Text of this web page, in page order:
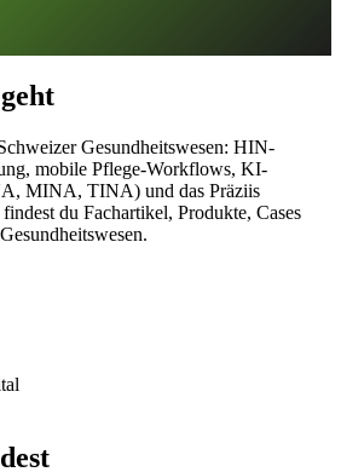
Gesundheitswesen: HIN-
mobile Pflege-Workflows, KI-
MINA, TINA) und das Präziis
du Fachartikel, Produkte, Cases